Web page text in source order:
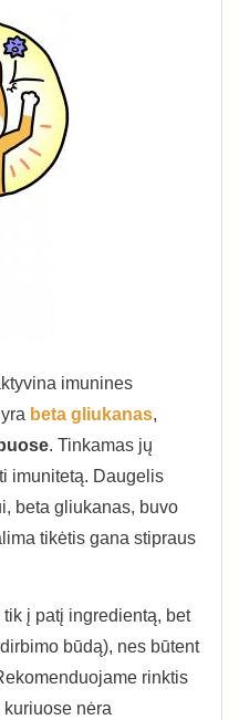
imunines
beta gliukanas,
. Tinkamas jų
imunitetą. Daugelis
beta gliukanas, buvo
tikėtis gana stipraus
į patį ingredientą, bet
būdą), nes būtent
rinktis
nėra